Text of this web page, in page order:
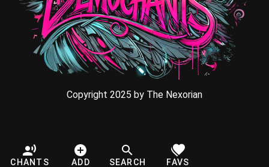
Copyright 2025 by The Nexorian
CHANTS ADD SEARCH FAVS